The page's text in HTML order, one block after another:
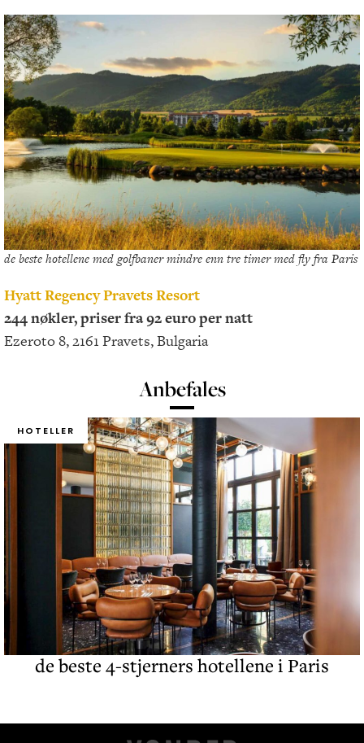
de beste hotellene med golfbaner mindre enn tre timer med fly fra Paris
Hyatt Regency Pravets Resort
244 nøkler, priser fra 92 euro per natt
Ezeroto 8, 2161 Pravets, Bulgaria
Anbefales
HOTELLER
de beste 4-stjerners hotellene i Paris